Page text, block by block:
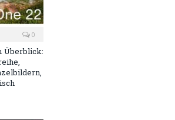
0
Überblick: